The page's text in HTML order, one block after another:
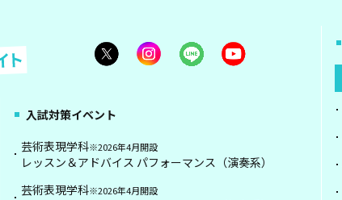
入試対策イベント
芸術表現学科※2026年4月開設
レッスン＆アドバイス パフォーマンス（演奏系）
芸術表現学科※2026年4月開設